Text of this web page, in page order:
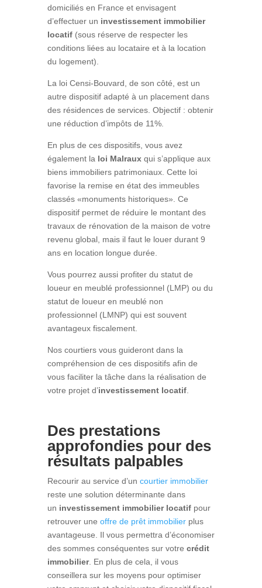
domiciliés en France et envisagent
d’effectuer un investissement immobilier
locatif (sous réserve de respecter les
conditions liées au locataire et à la location
du logement).
La loi Censi-Bouvard, de son côté, est un
autre dispositif adapté à un placement dans
des résidences de services. Objectif : obtenir
une réduction d’impôts de 11%.
En plus de ces dispositifs, vous avez
également la loi Malraux qui s’applique aux
biens immobiliers patrimoniaux. Cette loi
favorise la remise en état des immeubles
classés «monuments historiques». Ce
dispositif permet de réduire le montant des
travaux de rénovation de la maison de votre
revenu global, mais il faut le louer durant 9
ans en location longue durée.
Vous pourrez aussi profiter du statut de
loueur en meublé professionnel (LMP) ou du
statut de loueur en meublé non
professionnel (LMNP) qui est souvent
avantageux fiscalement.
Nos courtiers vous guideront dans la
compréhension de ces dispositifs afin de
vous faciliter la tâche dans la réalisation de
votre projet d’investissement locatif.
Des prestations
approfondies pour des
résultats palpables
Recourir au service d’un courtier immobilier
reste une solution déterminante dans
un investissement immobilier locatif pour
retrouver une offre de prêt immobilier plus
avantageuse. Il vous permettra d’économiser
des sommes conséquentes sur votre crédit
immobilier. En plus de cela, il vous
conseillera sur les moyens pour optimiser